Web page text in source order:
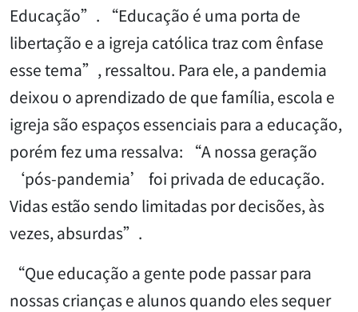
Educação”. “Educação é uma porta de
libertação e a igreja católica traz com ênfase
esse tema”, ressaltou. Para ele, a pandemia
deixou o aprendizado de que família, escola e
igreja são espaços essenciais para a educação,
porém fez uma ressalva: “A nossa geração
‘pós-pandemia’ foi privada de educação.
Vidas estão sendo limitadas por decisões, às
vezes, absurdas”.
“Que educação a gente pode passar para
nossas crianças e alunos quando eles sequer